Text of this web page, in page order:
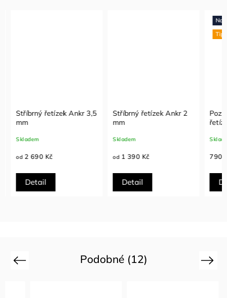
Stříbrný řetízek Ankr 3,5
mm
Skladem
od2 690 Kč
Detail
Stříbrný řetízek Ankr 2
mm
Skladem
od1 390 Kč
Detail
Tip
790
Podobné (12)
Previous Next